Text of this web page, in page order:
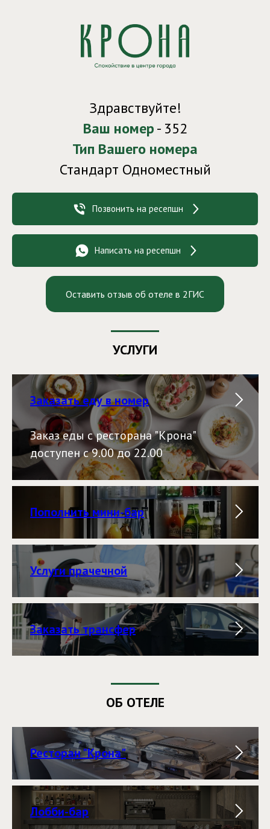
Здравствуйте!
Ваш номер- 352
Тип Вашего номера
Стандарт Одноместный
Позвонить на ресепшн
Написать на ресепшн
Оставить отзыв об отеле в 2ГИС
УСЛУГИ
Заказать еду в номер
Заказ еды с ресторана "Крона"
доступен с 9.00 до 22.00
Пополнить мини-бар
Услуги прачечной
Заказать трансфер
ОБ ОТЕЛЕ
Ресторан "Крона"
Лобби-бар